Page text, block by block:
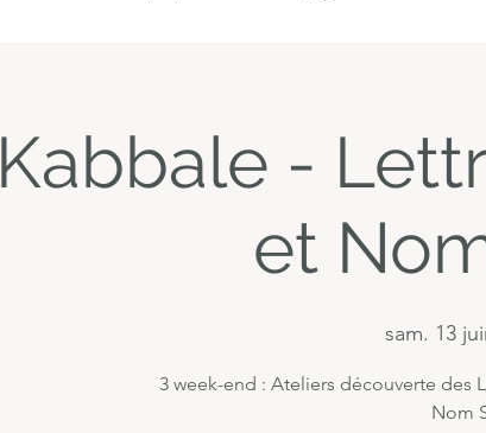
Kabbale -
et
sam. 13
3 week-end : Ateliers découverte des
Nom